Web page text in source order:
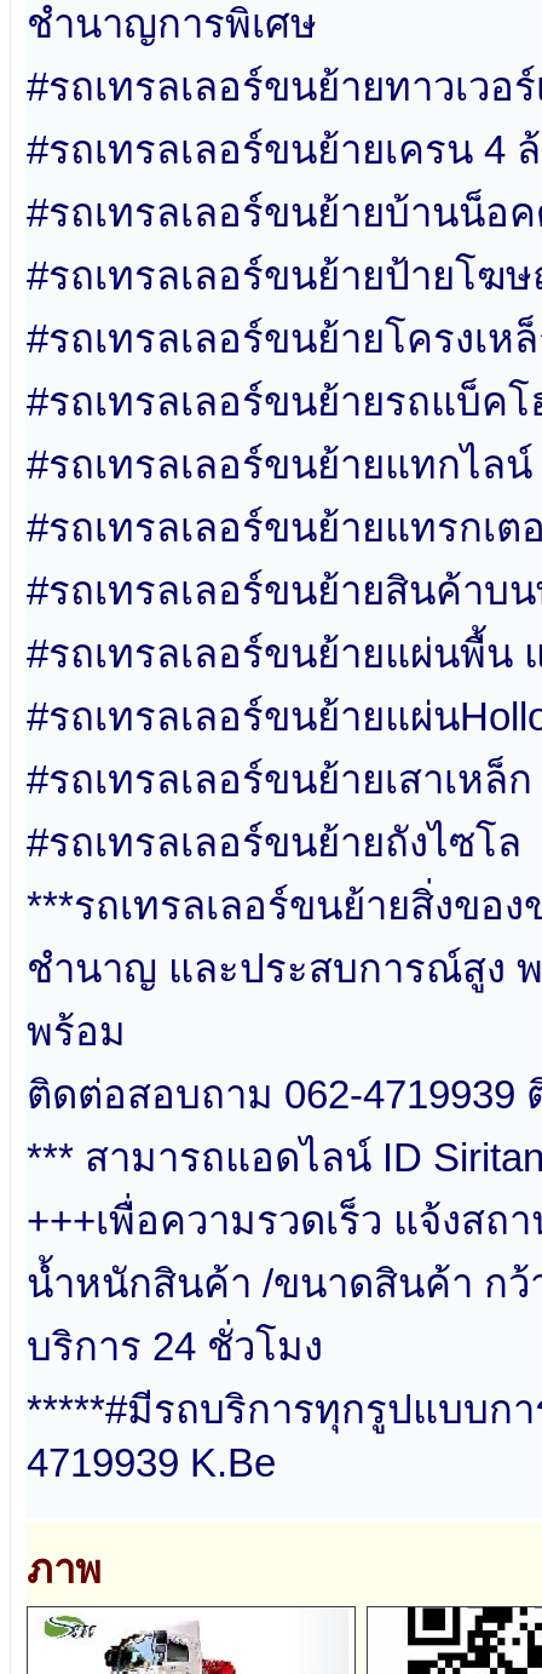
ชำนาญการพิเศษ
#รถเทรลเลอร์ขนย้ายทาวเวอ
#รถเทรลเลอร์ขนย้ายเครน 4
#รถเทรลเลอร์ขนย้ายบ้านน็อ
#รถเทรลเลอร์ขนย้ายป้ายโ
#รถเทรลเลอร์ขนย้ายโครงเห
#รถเทรลเลอร์ขนย้ายรถแบ็คโ
#รถเทรลเลอร์ขนย้ายแทกไลน์
#รถเทรลเลอร์ขนย้ายแทรกเต
#รถเทรลเลอร์ขนย้ายสินค้าบ
#รถเทรลเลอร์ขนย้ายแผ่นพื้น
#รถเทรลเลอร์ขนย้ายแผ่น
#รถเทรลเลอร์ขนย้ายเสาเหล็
#รถเทรลเลอร์ขนย้ายถังไซโล
***รถเทรลเลอร์ขนย้ายสิ่งข
ชำนาญ และประสบการณ์สูง
พร้อม
ติดต่อสอบถาม 062-
*** สามารถแอดไลน์ ID
+++เพื่อความรวดเร็ว แจ้งส
น้ำหนักสินค้า /ขนาดสินค้า กว้
บริการ 24 ชั่วโมง
*****#มีรถบริการทุกรูปแบบกา
4719939 K.Be
ภาพ